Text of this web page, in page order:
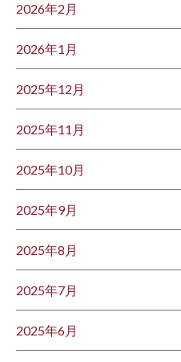
2026年2月
2026年1月
2025年12月
2025年11月
2025年10月
2025年9月
2025年8月
2025年7月
2025年6月